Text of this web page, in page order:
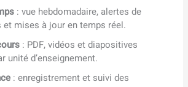
: vue hebdomadaire, alertes de
mises à jour en temps réel.
: PDF, vidéos et diapositives
unité d’enseignement.
: enregistrement et suivi des